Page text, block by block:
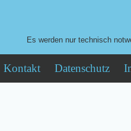
Es werden nur technisch
Kontakt Datenschutz